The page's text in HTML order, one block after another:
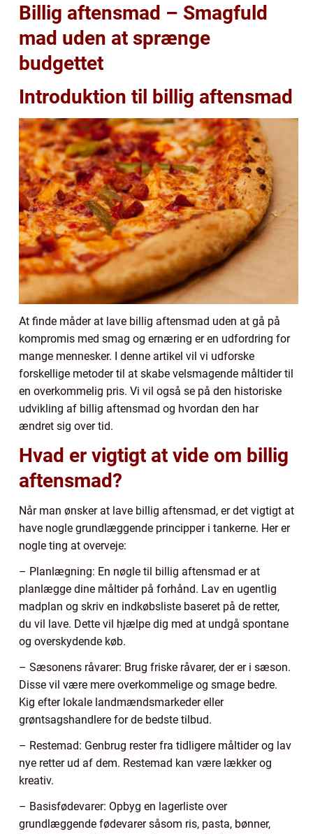
Billig aftensmad – Smagfuld
mad uden at sprænge
budgettet
Introduktion til billig aftensmad
At finde måder at lave billig aftensmad uden at gå på
kompromis med smag og ernæring er en udfordring for
mange mennesker. I denne artikel vil vi udforske
forskellige metoder til at skabe velsmagende måltider til
en overkommelig pris. Vi vil også se på den historiske
udvikling af billig aftensmad og hvordan den har
ændret sig over tid.
Hvad er vigtigt at vide om billig
aftensmad?
Når man ønsker at lave billig aftensmad, er det vigtigt at
have nogle grundlæggende principper i tankerne. Her er
nogle ting at overveje:
– Planlægning: En nøgle til billig aftensmad er at
planlægge dine måltider på forhånd. Lav en ugentlig
madplan og skriv en indkøbsliste baseret på de retter,
du vil lave. Dette vil hjælpe dig med at undgå spontane
og overskydende køb.
– Sæsonens råvarer: Brug friske råvarer, der er i sæson.
Disse vil være mere overkommelige og smage bedre.
Kig efter lokale landmændsmarkeder eller
grøntsagshandlere for de bedste tilbud.
– Restemad: Genbrug rester fra tidligere måltider og lav
nye retter ud af dem. Restemad kan være lækker og
kreativ.
– Basisfødevarer: Opbyg en lagerliste over
grundlæggende fødevarer såsom ris, pasta, bønner,